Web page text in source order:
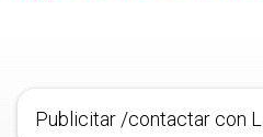
Publicitar /contactar con